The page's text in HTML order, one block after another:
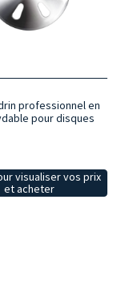
professionnel en
pour disques
visualiser vos prix
et acheter